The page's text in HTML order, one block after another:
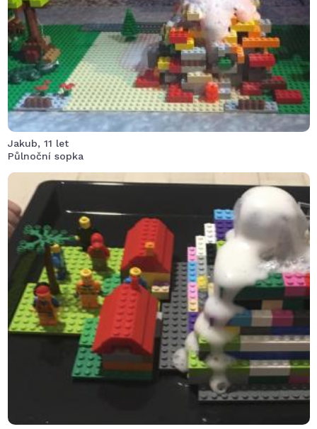
vyřešil to starší bráška troškou jaru a hned byl super
gejzír.
Jakub, 11 let
Půlnoční sopka
Židenice vybuchla sopka Mávala dnes v 10:00.